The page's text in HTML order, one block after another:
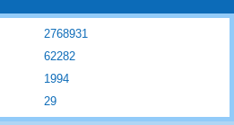
29
2768931
62282
1994